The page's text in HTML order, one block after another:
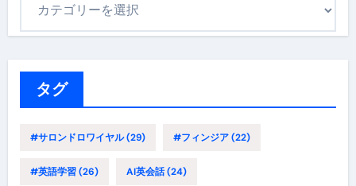
タグ
#サロンドロワイヤル(29) #フィンジア(22)
#英語学習(26) AI英会話(24)